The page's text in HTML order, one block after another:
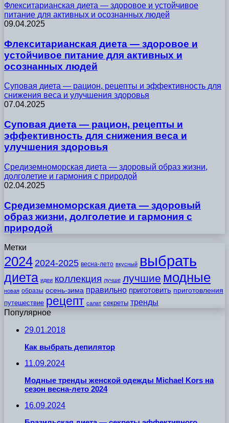
Флекситарианская диета — здоровое и устойчивое
питание для активных и осознанных людей
09.04.2025
Флекситарианская диета — здоровое и
устойчивое питание для активных и
осознанных людей
Суповая диета — рацион, рецепты и эффективность для
снижения веса и улучшения здоровья
07.04.2025
Суповая диета — рацион, рецепты и
эффективность для снижения веса и
улучшения здоровья
Средиземноморская диета — здоровый образ жизни,
долголетие и гармония с природой
02.04.2025
Средиземноморская диета — здоровый
образ жизни, долголетие и гармония с
природой
Метки
2024 2024-2025 весна-лето вкусный выбрать
диета идеи коллекция лучше лучшие модные
новая образы осень-зима правильно приготовить приготовления
путешествие рецепт салат секреты тренды
Популярное
29.01.2018
Как выбрать депилятор
11.09.2024
Модные тренды женской одежды Michael Kors на
сезон весна-лето 2024
16.09.2024